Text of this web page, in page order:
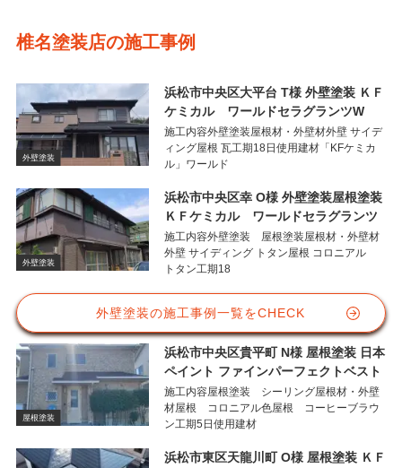
椎名塗装店の施工事例
外壁塗装
浜松市中央区大平台 T様 外壁塗装 ＫＦ
ケミカル ワールドセラグランツW
施工内容外壁塗装屋根材・外壁材外壁 サイデ
ィング屋根 瓦工期18日使用建材「KFケミカ
ル」ワールド
外壁塗装
浜松市中央区幸 O様 外壁塗装屋根塗装
ＫＦケミカル ワールドセラグランツ
施工内容外壁塗装 屋根塗装屋根材・外壁材
外壁 サイディング トタン屋根 コロニアル
トタン工期18
外壁塗装の施工事例一覧をCHECK
屋根塗装
浜松市中央区貴平町 N様 屋根塗装 日本
ペイント ファインパーフェクトベスト
施工内容屋根塗装 シーリング屋根材・外壁
材屋根 コロニアル色屋根 コーヒーブラウ
ン工期5日使用建材
浜松市東区天龍川町 O様 屋根塗装 ＫＦ